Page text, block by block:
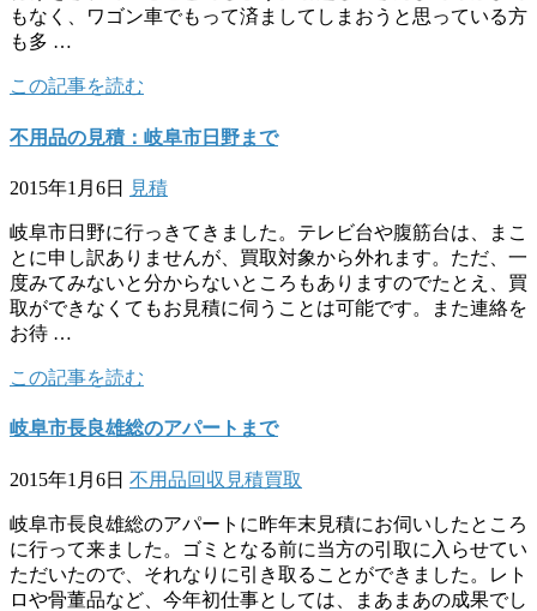
もなく、ワゴン車でもって済ましてしまおうと思っている方
も多 …
この記事を読む
不用品の見積：岐阜市日野まで
2015年1月6日 見積
岐阜市日野に行っきてきました。テレビ台や腹筋台は、まこ
とに申し訳ありませんが、買取対象から外れます。ただ、一
度みてみないと分からないところもありますのでたとえ、買
取ができなくてもお見積に伺うことは可能です。また連絡を
お待 …
この記事を読む
岐阜市長良雄総のアパートまで
2015年1月6日 不用品回収 見積買取
岐阜市長良雄総のアパートに昨年末見積にお伺いしたところ
に行って来ました。ゴミとなる前に当方の引取に入らせてい
ただいたので、それなりに引き取ることができました。レト
ロや骨董品など、今年初仕事としては、まあまあの成果でし